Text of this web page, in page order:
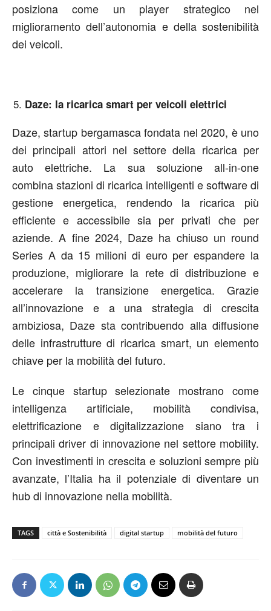
posiziona come un player strategico nel
miglioramento dell’autonomia e della sostenibilità
dei veicoli.
Daze: la ricarica smart per veicoli elettrici
Daze, startup bergamasca fondata nel 2020, è uno
dei principali attori nel settore della ricarica per
auto elettriche. La sua soluzione all-in-one
combina stazioni di ricarica intelligenti e software di
gestione energetica, rendendo la ricarica più
efficiente e accessibile sia per privati che per
aziende. A fine 2024, Daze ha chiuso un round
Series A da 15 milioni di euro per espandere la
produzione, migliorare la rete di distribuzione e
accelerare la transizione energetica. Grazie
all’innovazione e a una strategia di crescita
ambiziosa, Daze sta contribuendo alla diffusione
delle infrastrutture di ricarica smart, un elemento
chiave per la mobilità del futuro.
Le cinque startup selezionate mostrano come
intelligenza artificiale, mobilità condivisa,
elettrificazione e digitalizzazione siano tra i
principali driver di innovazione nel settore mobility.
Con investimenti in crescita e soluzioni sempre più
avanzate, l’Italia ha il potenziale di diventare un
hub di innovazione nella mobilità.
TAGS città e Sostenibilità digital startup mobilità del futuro